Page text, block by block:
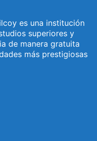
es una institución
superiores y
de manera gratuita
más prestigiosas